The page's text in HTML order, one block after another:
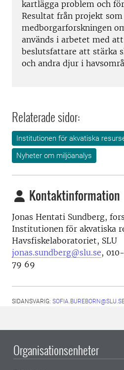
kartlägga problem och
Resultat från projekt som
medborgarforskningen
används i arbetet med
beslutsfattare att stärka
och andra djur i
Relaterade sidor:
Institutionen för akvatiska
Nyheter om miljöanalys
Kontaktinformation
Jonas Hentati Sundberg,
Institutionen för akvatiska
Havsfiskelaboratoriet, SLU
jonas.sundberg@slu.se,
79 69
SIDANSVARIG:
Organisationsenheter